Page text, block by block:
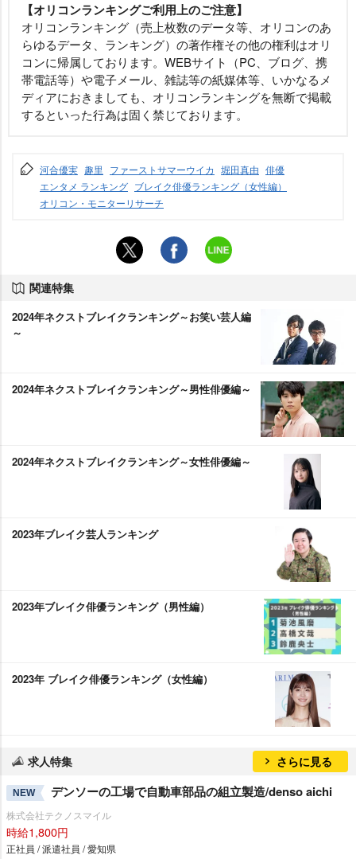
【オリコンランキングご利用上のご注意】
オリコンランキング（売上枚数のデータ等、オリコンのあ
らゆるデータ、ランキング）の著作権その他の権利はオリ
コンに帰属しております。WEBサイト（PC、ブログ、携
帯電話等）や電子メール、雑誌等の紙媒体等、いかなるメ
ディアにおきましても、オリコンランキングを無断で掲載
するといった行為は固く禁じております。
河合優実 趣里 ファーストサマーウイカ 堀田真由 俳優
エンタメ ランキング ブレイク俳優ランキング（女性編）
オリコン・モニターリサーチ
関連特集
2024年ネクストブレイクランキング～お笑い芸人編
～
2024年ネクストブレイクランキング～男性俳優編～
2024年ネクストブレイクランキング～女性俳優編～
2023年ブレイク芸人ランキング
2023年ブレイク俳優ランキング（男性編）
2023年 ブレイク俳優ランキング（女性編）
求人特集 さらに見る
NEW デンソーの工場で自動車部品の組立製造/denso aichi
株式会社テクノスマイル
時給1,800円
正社員 / 派遣社員 / 愛知県